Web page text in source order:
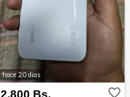
hace 20 dias
2.800 Bs. favorite_border